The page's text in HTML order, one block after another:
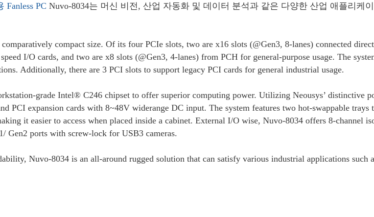
Fanless PC Nuvo-8034는 머신 비전, 산업 자동화 및 데이터 분석과 같은 다양한 산업 애플리케
compact size. Of its four PCIe slots, two are x16 slots (@Gen3, 8-lanes) connected
I/O cards, and two are x8 slots (@Gen3, 4-lanes) from PCH for general-purpose usage. The
Additionally, there are 3 PCI slots to support legacy PCI cards for general industrial usage.
grade Intel® C246 chipset to offer superior computing power. Utilizing Neousys’ distinctive
PCI expansion cards with 8~48V widerange DC input. The system features two hot-swappable trays
it easier to access when placed inside a cabinet. External I/O wise, Nuvo-8034 offers 8-channel
Gen2 ports with screw-lock for USB3 cameras.
Nuvo-8034 is an all-around rugged solution that can satisfy various industrial applications such